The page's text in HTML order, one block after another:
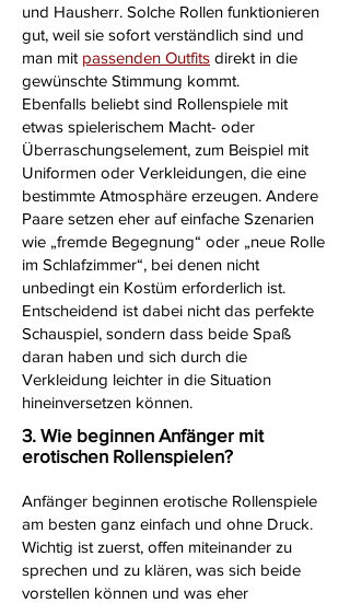
und Hausherr. Solche Rollen funktionieren
gut, weil sie sofort verständlich sind und
man mit passenden Outfits direkt in die
gewünschte Stimmung kommt.
Ebenfalls beliebt sind Rollenspiele mit
etwas spielerischem Macht- oder
Überraschungselement, zum Beispiel mit
Uniformen oder Verkleidungen, die eine
bestimmte Atmosphäre erzeugen. Andere
Paare setzen eher auf einfache Szenarien
wie „fremde Begegnung“ oder „neue Rolle
im Schlafzimmer“, bei denen nicht
unbedingt ein Kostüm erforderlich ist.
Entscheidend ist dabei nicht das perfekte
Schauspiel, sondern dass beide Spaß
daran haben und sich durch die
Verkleidung leichter in die Situation
hineinversetzen können.
3. Wie beginnen Anfänger mit
erotischen Rollenspielen?
Anfänger beginnen erotische Rollenspiele
am besten ganz einfach und ohne Druck.
Wichtig ist zuerst, offen miteinander zu
sprechen und zu klären, was sich beide
vorstellen können und was eher